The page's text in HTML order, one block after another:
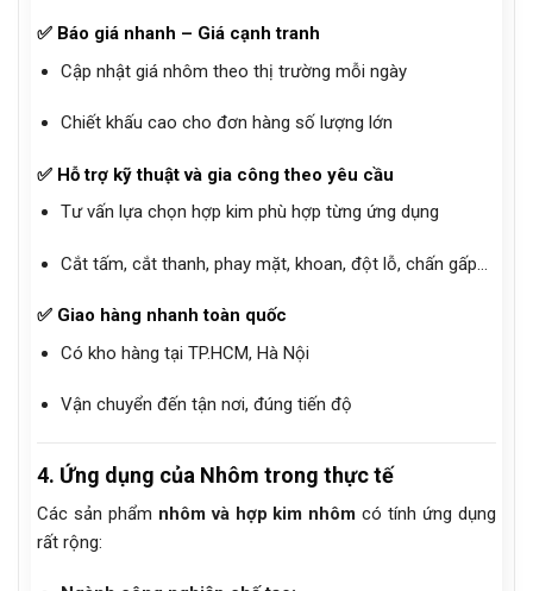
✅ Báo giá nhanh – Giá cạnh tranh
Cập nhật giá nhôm theo thị trường mỗi ngày
Chiết khấu cao cho đơn hàng số lượng lớn
✅ Hỗ trợ kỹ thuật và gia công theo yêu cầu
Tư vấn lựa chọn hợp kim phù hợp từng ứng dụng
Cắt tấm, cắt thanh, phay mặt, khoan, đột lỗ, chấn gấp…
✅ Giao hàng nhanh toàn quốc
Có kho hàng tại TP.HCM, Hà Nội
Vận chuyển đến tận nơi, đúng tiến độ
4. Ứng dụng của Nhôm trong thực tế
Các sản phẩm nhôm và hợp kim nhôm có tính ứng dụng
rất rộng: